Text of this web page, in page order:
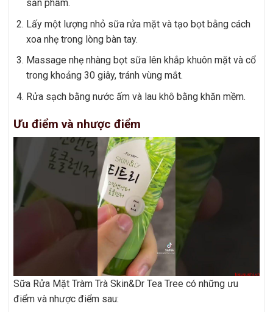
sản phẩm.
Lấy một lượng nhỏ sữa rửa mặt và tạo bọt bằng cách
xoa nhẹ trong lòng bàn tay.
Massage nhẹ nhàng bọt sữa lên khắp khuôn mặt và cổ
trong khoảng 30 giây, tránh vùng mắt.
Rửa sạch bằng nước ấm và lau khô bằng khăn mềm.
Ưu điểm và nhược điểm
Sữa Rửa Mặt Tràm Trà Skin&Dr Tea Tree có những ưu
điểm và nhược điểm sau: